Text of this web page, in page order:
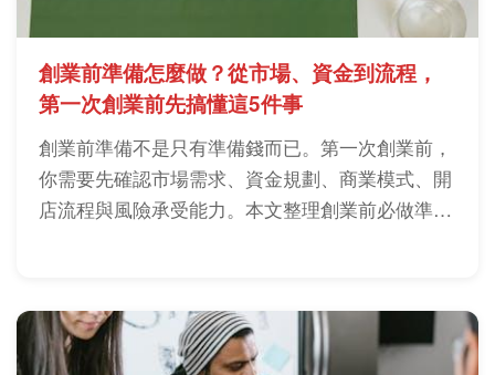
創業前準備怎麼做？從市場、資金到流程，
第一次創業前先搞懂這5件事
創業前準備不是只有準備錢而已。第一次創業前，
你需要先確認市場需求、資金規劃、商業模式、開
店流程與風險承受能力。本文整理創業前必做準